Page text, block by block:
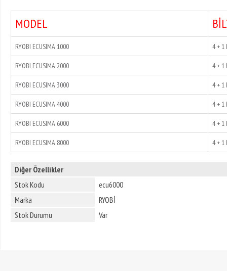
MODEL
RYOBI ECUSIMA 1000 4 + 1
RYOBI ECUSIMA 2000 4 + 1
RYOBI ECUSIMA 3000 4 + 1
RYOBI ECUSIMA 4000 4 + 1
RYOBI ECUSIMA 6000 4 + 1
RYOBI ECUSIMA 8000 4 + 1
Diğer Özellikler
Stok Kodu
ecu6000
Marka
RYOBİ
Stok Durumu
Var